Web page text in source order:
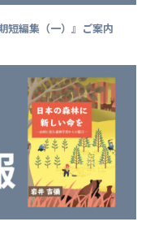
短編集（一）』ご案内